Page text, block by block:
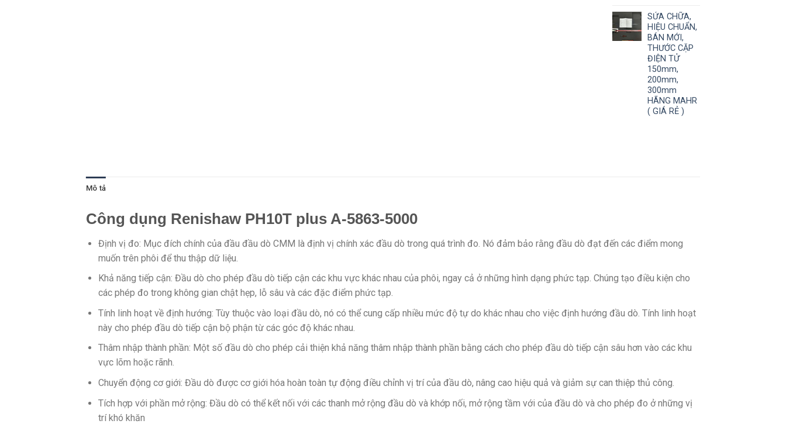
SỬA CHỮA,
HIỆU CHUẨN,
BÁN MỚI,
THƯỚC CẶP
ĐIỆN TỬ
150mm,
200mm,
300mm
HÃNG MAHR
( GIÁ RẺ )
Mô tả
Công dụng Renishaw PH10T plus A-5863-5000
Định vị đo: Mục đích chính của đầu đầu dò CMM là định vị chính xác đầu dò trong quá trình đo. Nó đảm bảo rằng đầu dò đạt đến các điểm mong
muốn trên phôi để thu thập dữ liệu.
Khả năng tiếp cận: Đầu dò cho phép đầu dò tiếp cận các khu vực khác nhau của phôi, ngay cả ở những hình dạng phức tạp. Chúng tạo điều kiện cho
các phép đo trong không gian chật hẹp, lỗ sâu và các đặc điểm phức tạp.
Tính linh hoạt về định hướng: Tùy thuộc vào loại đầu dò, nó có thể cung cấp nhiều mức độ tự do khác nhau cho việc định hướng đầu dò. Tính linh hoạt
này cho phép đầu dò tiếp cận bộ phận từ các góc độ khác nhau.
Thâm nhập thành phần: Một số đầu dò cho phép cải thiện khả năng thâm nhập thành phần bằng cách cho phép đầu dò tiếp cận sâu hơn vào các khu
vực lõm hoặc rãnh.
Chuyển động cơ giới: Đầu dò được cơ giới hóa hoàn toàn tự động điều chỉnh vị trí của đầu dò, nâng cao hiệu quả và giảm sự can thiệp thủ công.
Tích hợp với phần mở rộng: Đầu dò có thể kết nối với các thanh mở rộng đầu dò và khớp nối, mở rộng tầm với của đầu dò và cho phép đo ở những vị
trí khó khăn